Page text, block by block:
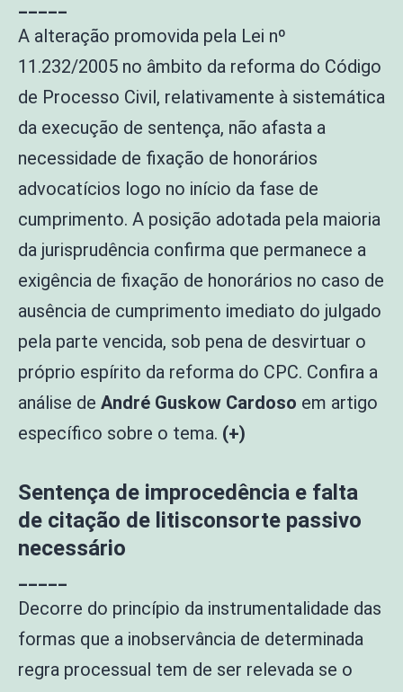
_____
A alteração promovida pela Lei nº
11.232/2005 no âmbito da reforma do Código
de Processo Civil, relativamente à sistemática
da execução de sentença, não afasta a
necessidade de fixação de honorários
advocatícios logo no início da fase de
cumprimento. A posição adotada pela maioria
da jurisprudência confirma que permanece a
exigência de fixação de honorários no caso de
ausência de cumprimento imediato do julgado
pela parte vencida, sob pena de desvirtuar o
próprio espírito da reforma do CPC. Confira a
análise de André Guskow Cardoso em artigo
específico sobre o tema. (+)
Sentença de improcedência e falta
de citação de litisconsorte passivo
necessário
_____
Decorre do princípio da instrumentalidade das
formas que a inobservância de determinada
regra processual tem de ser relevada se o